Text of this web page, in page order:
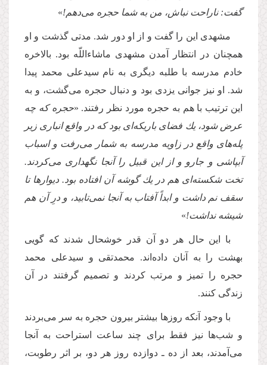
گفت: ناراحت نباش، من به شما حجره مى‌دهم!»
مشهدى این را گفت و از او دور شد. مدتى گذشت و او
همچنان در انتظار آمدن مشهدى ماشاءاللّه بود. بالاخره
خادم مدرسه با طلبه دیگرى به نام سیدعلى محمد پیدا
شد. او نیز جوانى یزدى بود و دنبال حجره مى‌گشت، و به
این ترتیب با هم به حجره مورد نظر رفتند. «حجره كه چه
عرض شود، یك فضاى باریكه‌اى بود كه در واقع انبارى زیر
پله‌هاى واقع در زاویه مدرسه به شمار مى‌رفت و اسباب
آبپاشى و جارو و از این قبیل را آنجا نگهدارى مى‌كردند.
تخت شكسته‌اى هم در یك گوشه آن افتاده بود. دیوارها تا
سقف نم داشت و ابداً آفتاب به آنجا نمى‌تابید، و درِ آن هم
شیشه نداشت!»
با این حال هر دو آن قدر خوشحال شدند كه گویى
بهشت را به آنان داده‌اند. محمدتقى و سیدعلى محمد
حجره را تمیز و مرتب كردند و تصمیم گرفتند در آن
زندگى كنند.
با وجود آنكه روزها بیشتر بیرون حجره به سر مى‌بردند
و شب‌ها نیز فقط براى چند ساعت استراحت به آنجا
مى‌آمدند، بعد از ده ـ دوازده روز هر دو، بر اثر رطوبت،